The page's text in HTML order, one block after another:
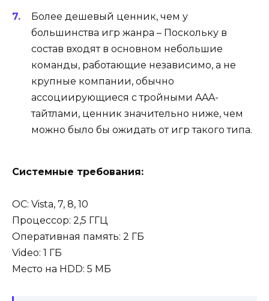
Более дешевый ценник, чем у
большинства игр жанра – Поскольку в
состав входят в основном небольшие
команды, работающие независимо, а не
крупные компании, обычно
ассоциирующиеся с тройными AAA-
тайтлами, ценник значительно ниже, чем
можно было бы ожидать от игр такого типа.
Системные требования:
OC: Vista, 7, 8, 10
Процессор: 2,5 ГГЦ
Оперативная память: 2 ГБ
Video: 1 ГБ
Место на HDD: 5 МБ